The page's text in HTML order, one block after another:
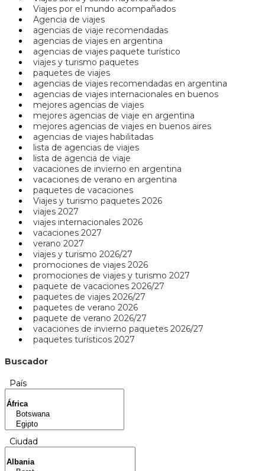
Viajes por el mundo acompañados
Agencia de viajes
agencias de viaje recomendadas
agencias de viajes en argentina
agencias de viajes paquete turístico
viajes y turismo paquetes
paquetes de viajes
agencias de viajes recomendadas en argentina
agencias de viajes internacionales en buenos
mejores agencias de viajes
mejores agencias de viaje en argentina
mejores agencias de viajes en buenos aires
agencias de viajes habilitadas
lista de agencias de viajes
lista de agencia de viaje
vacaciones de invierno en argentina
vacaciones de verano en argentina
paquetes de vacaciones
Viajes y turismo paquetes 2026
viajes 2027
viajes internacionales 2026
vacaciones 2027
verano 2027
viajes y turismo 2026/27
promociones de viajes 2026
promociones de viajes y turismo 2027
paquete de vacaciones 2026/27
paquetes de viajes 2026/27
paquetes de verano 2026
paquete de verano 2026/27
vacaciones de invierno paquetes 2026/27
paquetes turísticos 2027
Buscador
País
Ciudad